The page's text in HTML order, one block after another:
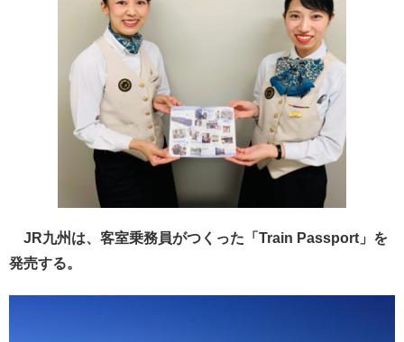
JR九州は、客室乗務員がつくった「Train Passport」を
発売する。